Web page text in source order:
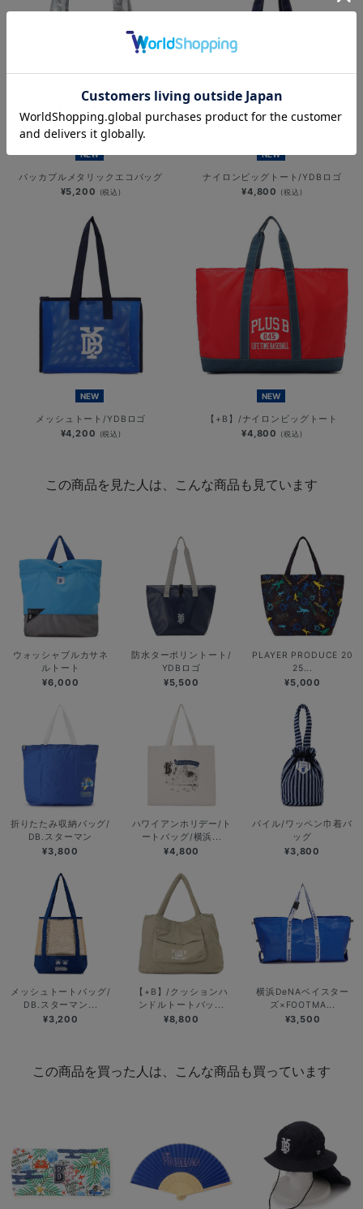
NEW
パッカブルメタリックエコバッグ
¥5,200 (税込)
NEW
ナイロンビッグトート/YDBロゴ
¥4,800 (税込)
NEW
メッシュトート/YDBロゴ
¥4,200 (税込)
NEW
【+B】/ナイロンビッグトート
¥4,800 (税込)
この商品を見た人は、こんな商品も見ています
ウォッシャブルカサネ
ルトート
¥6,000
防水ターポリントート/
YDBロゴ
¥5,500
PLAYER PRODUCE 20
25...
¥5,000
折りたたみ収納バッグ/
DB.スターマン
¥3,800
ハワイアンホリデー/ト
ートバッグ/横浜...
¥4,800
パイル/ワッペン巾着バ
ッグ
¥3,800
メッシュトートバッグ/
DB.スターマン...
¥3,200
【+B】/クッションハ
ンドルトートバッ...
¥8,800
横浜DeNAベイスター
ズ×FOOTMA...
¥3,500
この商品を買った人は、こんな商品も買っています